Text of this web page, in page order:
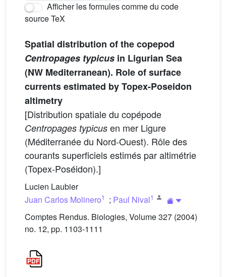
Afficher les formules comme du code
source TeX
Spatial distribution of the copepod
Centropages typicus in Ligurian Sea
(NW Mediterranean). Role of surface
currents estimated by Topex-Poseidon
altimetry
[Distribution spatiale du copépode
Centropages typicus en mer Ligure
(Méditerranée du Nord-Ouest). Rôle des
courants superficiels estimés par altimétrie
(Topex-Poséidon).]
Lucien Laubier
Juan Carlos Molinero1 ; Paul Nival1
Comptes Rendus. Biologies, Volume 327 (2004)
no. 12, pp. 1103-1111